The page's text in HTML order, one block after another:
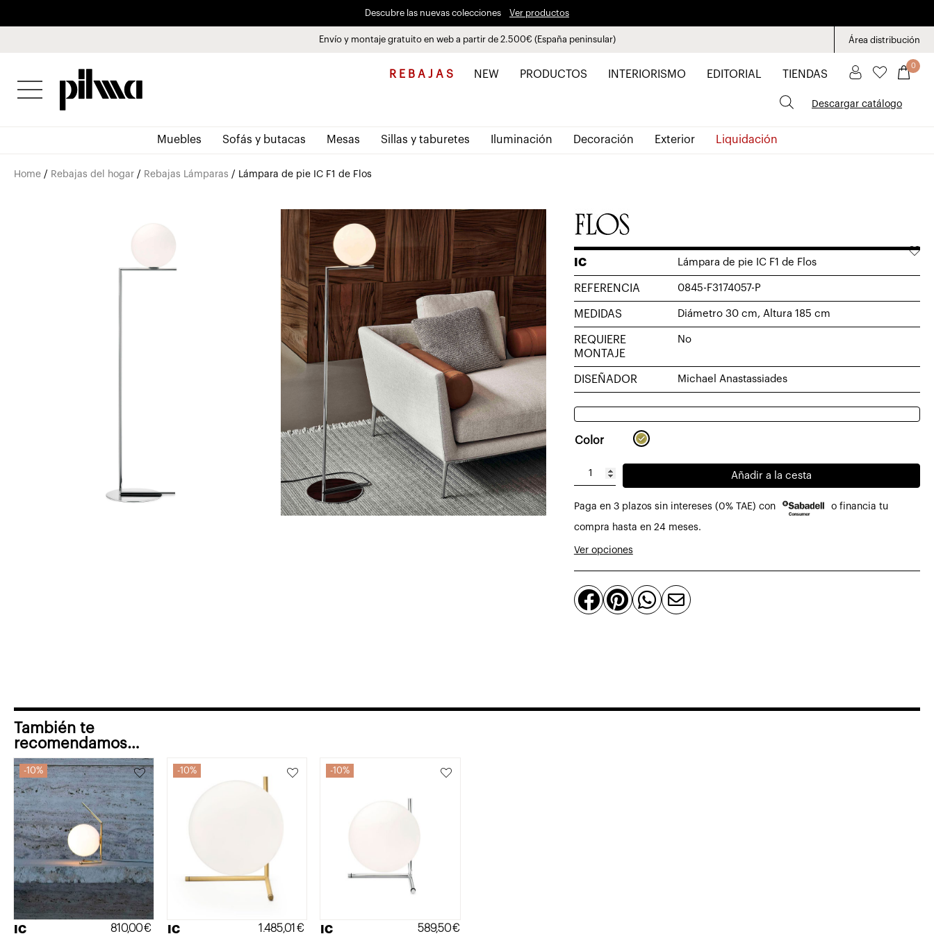
Paga a plazos hasta 3 meses sin intereses 0% TAE
Descubre las nuevas colecciones Ver productos
Envío y montaje gratuito en web a partir de 2.500€ (España peninsular) Área distribución
pilma R E B A J A S NEW PRODUCTOS INTERIORISMO EDITORIAL TIENDAS
0
Descargar catálogo
Muebles Sofás y butacas Mesas Sillas y taburetes Iluminación Decoración Exterior Liquidación
Home / Rebajas del hogar / Rebajas Lámparas / Lámpara de pie IC F1 de Flos
IC Lámpara de pie IC F1 de Flos
REFERENCIA 0845-F3174057-P
MEDIDAS Diámetro 30 cm, Altura 185 cm
REQUIERE
MONTAJE
No
DISEÑADOR Michael Anastassiades
Color
Lámpara
pie
IC
F1
Flos
cantidad
Añadir a la cesta
Paga en 3 plazos sin intereses (0% TAE) con o financia tu
compra hasta en 24 meses.
Ver opciones
   
También te
recomendamos…
10%
IC 810,00€
10%
IC 1.485,01 €
10%
IC 589,50€